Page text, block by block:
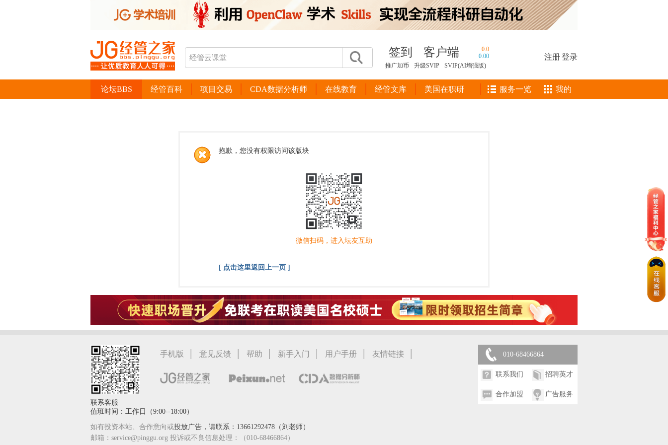
签到 客户端
0.0
0.00
推广加币
升级SVIP SVIP(AI增强版)
注册登录
经管百科 项目交易 CDA数据分析师 在线教育 经管文库 美国在职研
论坛BBS 服务一览 我的
抱歉，您没有权限访问该版块
微信扫码，进入坛友互助
[ 点击这里返回上一页 ]
手机版 | 意见反馈 | 帮助 | 新手入门 | 用户手册 | 友情链接 |
联系客服
值班时间：工作日（9:00--18:00）
如有投资本站、合作意向或投放广告，请联系：13661292478（刘老师）
邮箱：service@pinggu.org 投诉或不良信息处理：（010-68466864）
010-68466864
联系我们 招聘英才
合作加盟 广告服务